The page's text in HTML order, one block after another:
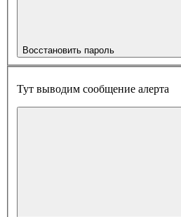
Восстановить пароль
Тут выводим сообщение алерта